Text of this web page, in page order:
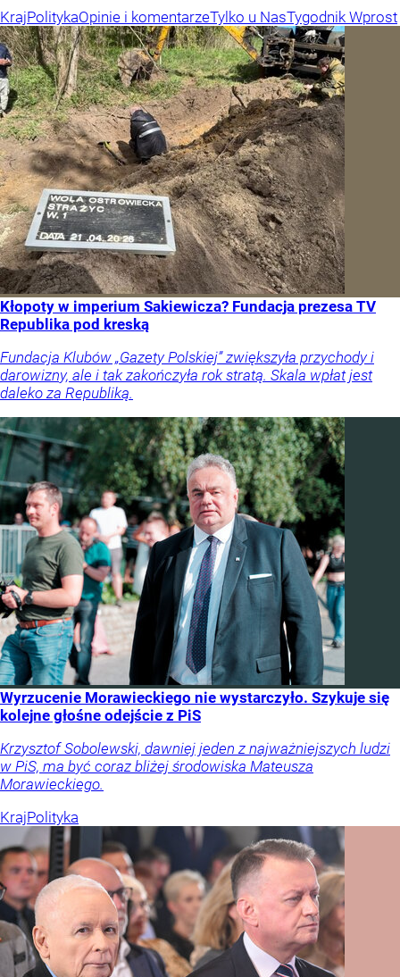
KrajPolitykaOpinie i komentarzeTylko u NasTygodnik Wprost
Kłopoty w imperium Sakiewicza? Fundacja prezesa TV
Republika pod kreską
Fundacja Klubów „Gazety Polskiej” zwiększyła przychody i
darowizny, ale i tak zakończyła rok stratą. Skala wpłat jest
daleko za Republiką.
Wyrzucenie Morawieckiego nie wystarczyło. Szykuje się
kolejne głośne odejście z PiS
Krzysztof Sobolewski, dawniej jeden z najważniejszych ludzi
w PiS, ma być coraz bliżej środowiska Mateusza
Morawieckiego.
KrajPolityka